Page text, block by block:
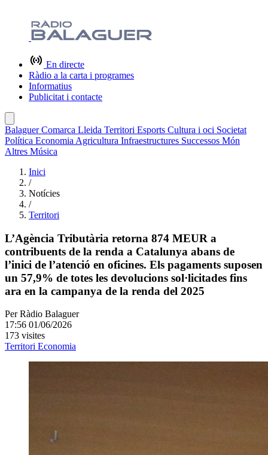
En directe
Ràdio a la carta i programes
Informatius
Publicitat i contacte
BalaguerComarca Lleida Territori Esports Cultura i oci Societat
Política Economia Agricultura Infraestructures Successos Món
Altres Música
Inici
/
Notícies
/
Territori
L’Agència Tributària retorna 874 MEUR a
contribuents de la renda a Catalunya abans de
l’inici de l’atenció en oficines. Els pagaments suposen
un 57,9% de totes les devolucions sol·licitades fins
ara en la campanya de la renda del 2025
Per Ràdio Balaguer
17:56 01/06/2026
173 visites
Territori Economia